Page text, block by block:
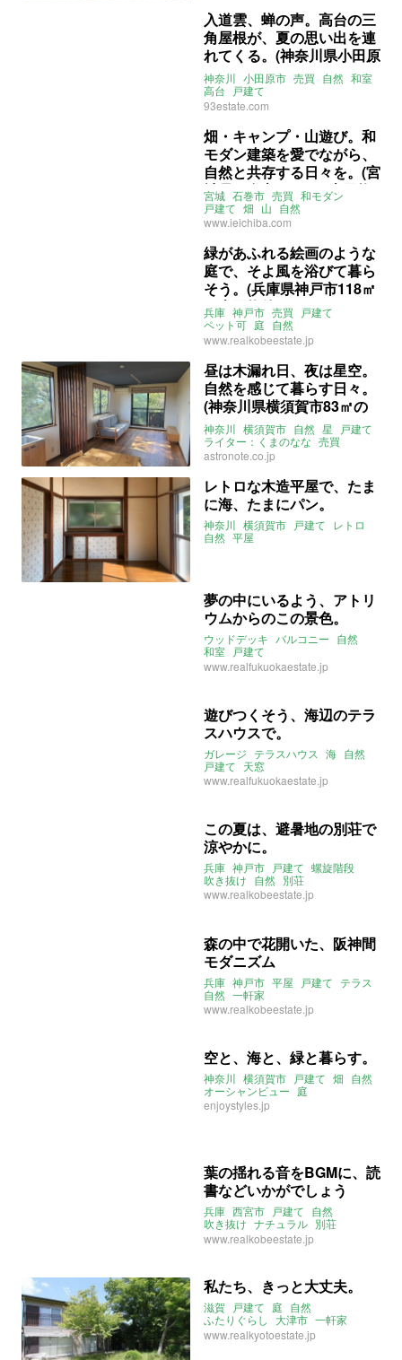
入道雲、蝉の声。高台の三
角屋根が、夏の思い出を連
れてくる。(神奈川県小田原
市166㎡の売買物件)
神奈川 小田原市 売買 自然 和室
高台
戸建て
ライター：くまのなな
93estate.com
畑・キャンプ・山遊び。和
モダン建築を愛でながら、
自然と共存する日々を。(宮
城県石巻市335㎡の売買物
件)
宮城 石巻市 売買 和モダン
戸建て 畑 山 自然
ライター：くまのなな
www.ieichiba.com
緑があふれる絵画のような
庭で、そよ風を浴びて暮ら
そう。(兵庫県神戸市118㎡
の売買物件)
兵庫 神戸市 売買
戸建て
ペット可 庭 自然
ライター：くまのなな
www.realkobeestate.jp
昼は木漏れ日、夜は星空。
自然を感じて暮らす日々。
(神奈川県横須賀市83㎡の
売買物件)
神奈川 横須賀市 自然 星
戸建て
ライター：くまのなな 売買
astronote.co.jp
レトロな木造平屋で、たま
に海、たまにパン。
神奈川 横須賀市 戸建て レトロ
自然 平屋
夢の中にいるよう、アトリ
ウムからのこの景色。
ウッドデッキ バルコニー 自然
和室 戸建て
ウォークインクローゼット
売買
www.realfukuokaestate.jp
遊びつくそう、海辺のテラ
スハウスで。
ガレージ テラスハウス 海 自然
戸建て 天窓
www.realfukuokaestate.jp
この夏は、避暑地の別荘で
涼やかに。
兵庫 神戸市 戸建て 螺旋階段
吹き抜け 自然 別荘
www.realkobeestate.jp
森の中で花開いた、阪神間
モダニズム
兵庫 神戸市 平屋 戸建て テラス
自然 一軒家
www.realkobeestate.jp
空と、海と、緑と暮らす。
神奈川 横須賀市 戸建て 畑 自然
オーシャンビュー 庭
enjoystyles.jp
葉の揺れる音をBGMに、読
書などいかがでしょう
兵庫 西宮市 戸建て 自然
吹き抜け ナチュラル 別荘
リモートワーク
www.realkobeestate.jp
私たち、きっと大丈夫。
滋賀 戸建て 庭 自然
ふたりぐらし
大津市 一軒家
ストーリー
www.realkyotoestate.jp